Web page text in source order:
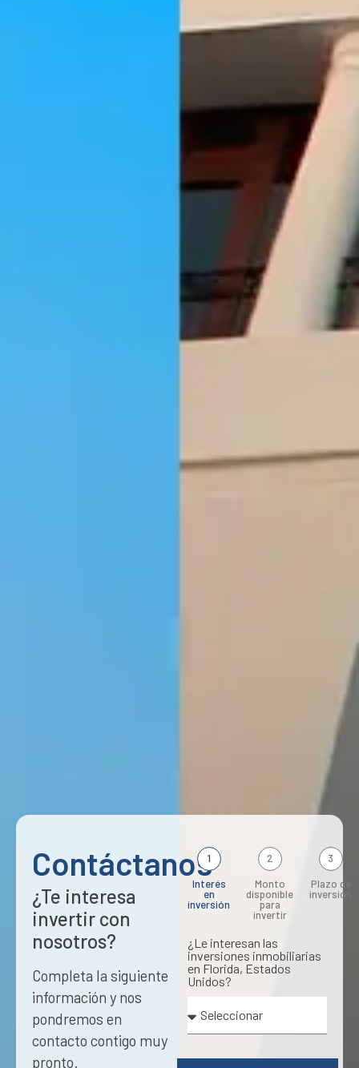
Contáctanos
¿Te interesa
invertir con
nosotros?
Completa la siguiente
información y nos
pondremos en
contacto contigo muy
pronto.
1
Interés
en
inversión
2
Monto
disponible
para
invertir
3
Plazo de
inversión
¿Le interesan las
inversiones inmobiliarias
en Florida, Estados
Unidos?